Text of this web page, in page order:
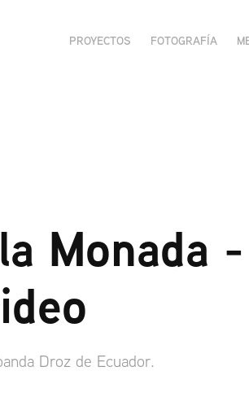
PROYECTOS FOTOGRAFÍA
Monada
Droz de Ecuador.